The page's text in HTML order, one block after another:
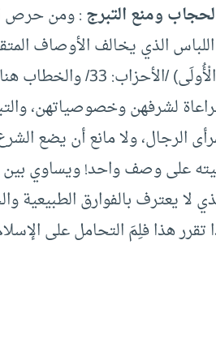
ومنع التبرج: ومن حرص
الذي يخالف الأوصاف
الْجَاهِلِيَّةِ الْأُولَى)
لشرفهن وخصوصياتهن،
الرجال، ولا مانع أن يضع
على وصف واحد! ويساوي بين
لا يعترف بالفوارق الطبيعية
تقرر هذا فلِمَ التحامل على